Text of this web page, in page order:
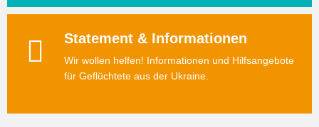
Statement & Informationen
Wir wollen helfen! Informationen und Hilfsangebote
für Geflüchtete aus der Ukraine.